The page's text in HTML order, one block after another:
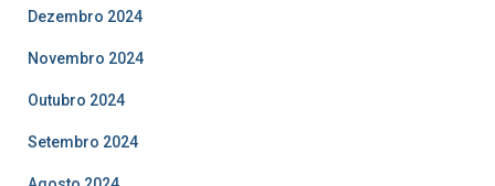
Dezembro 2024
Novembro 2024
Outubro 2024
Setembro 2024